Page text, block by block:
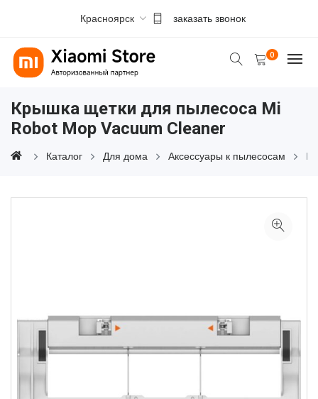
Красноярск заказать звонок
0
Крышка щетки для пылесоса Mi
Robot Mop Vacuum Cleaner
Каталог Для дома Аксессуары к пылесосам